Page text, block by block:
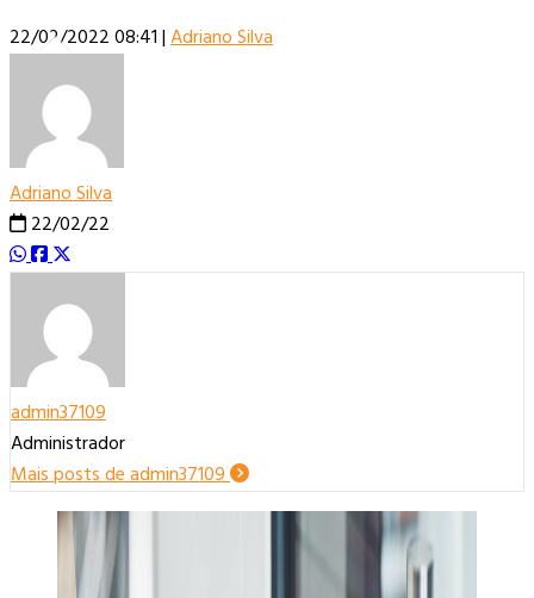
22/02/2022 08:41|Adriano Silva
Adriano Silva
22/02/22
admin37109
Administrador
Mais posts de admin37109